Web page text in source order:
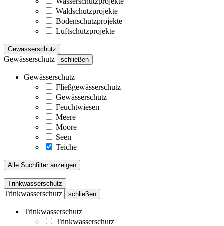
Waldschutzprojekte
Bodenschutzprojekte
Luftschutzprojekte
Gewässerschutz
Gewässerschutz schließen
Gewässerschutz
Fließgewässerschutz
Gewässerschutz
Feuchtwiesen
Meere
Moore
Seen
Teiche
Alle Suchfilter anzeigen
Trinkwasserschutz
Trinkwasserschutz schließen
Trinkwasserschutz
Trinkwasserschutz